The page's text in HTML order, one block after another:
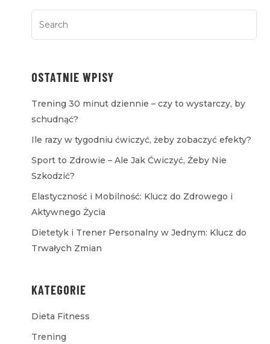
OSTATNIE WPISY
Trening 30 minut dziennie – czy to wystarczy, by
schudnąć?
Ile razy w tygodniu ćwiczyć, żeby zobaczyć efekty?
Sport to Zdrowie – Ale Jak Ćwiczyć, Żeby Nie
Szkodzić?
Elastyczność i Mobilność: Klucz do Zdrowego i
Aktywnego Życia
Dietetyk i Trener Personalny w Jednym: Klucz do
Trwałych Zmian
KATEGORIE
Dieta Fitness
Trening